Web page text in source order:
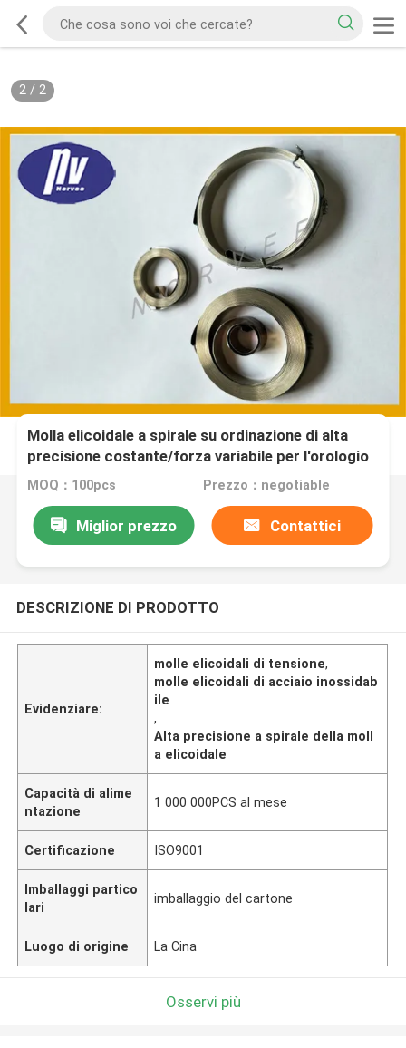
2/ 2
Molla elicoidale a spirale su ordinazione di alta
precisione costante/forza variabile per l'orologio
MOQ：100pcs Prezzo：negotiable
Miglior prezzo Contattici
DESCRIZIONE DI PRODOTTO
Evidenziare:
molle elicoidali di tensione,
molle elicoidali di acciaio inossidab
ile
,
Alta precisione a spirale della moll
a elicoidale
Capacità di alime
ntazione
1 000 000PCS al mese
Certificazione ISO9001
Imballaggi partico
lari
imballaggio del cartone
Luogo di origine La Cina
Osservi più